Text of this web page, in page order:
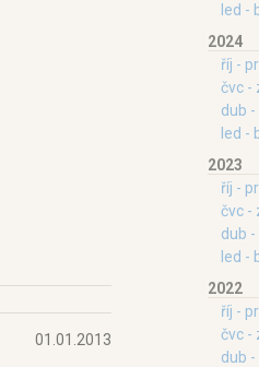
01.01.2013
led -
2024
říj -
čvc -
dub -
led -
2023
říj -
čvc -
dub -
led -
2022
říj -
čvc -
dub -